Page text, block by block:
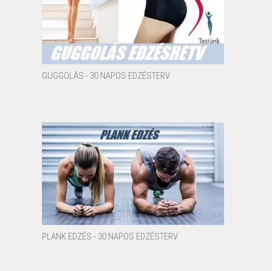
GUGGOLÁS - 30 NAPOS EDZÉSTERV
PLANK EDZÉS - 30 NAPOS EDZÉSTERV